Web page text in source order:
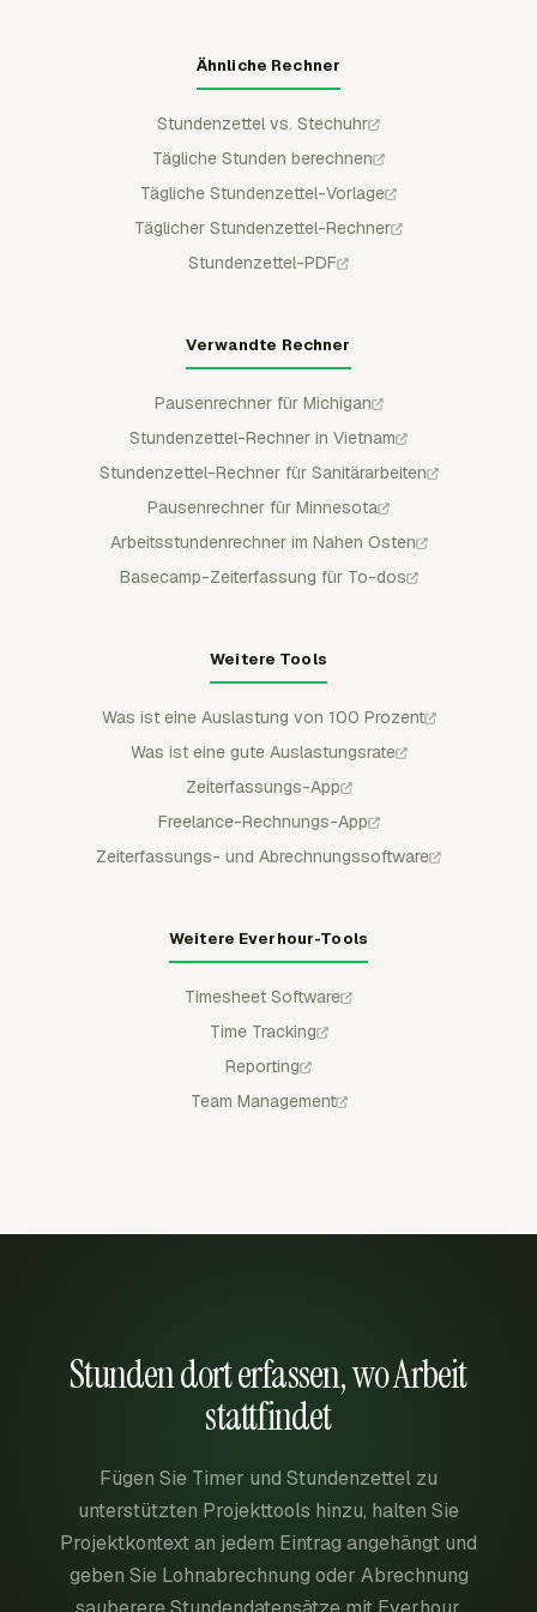
Ähnliche Rechner
Stundenzettel vs. Stechuhr
Tägliche Stunden berechnen
Tägliche Stundenzettel-Vorlage
Täglicher Stundenzettel-Rechner
Stundenzettel-PDF
Verwandte Rechner
Pausenrechner für Michigan
Stundenzettel-Rechner in Vietnam
Stundenzettel-Rechner für Sanitärarbeiten
Pausenrechner für Minnesota
Arbeitsstundenrechner im Nahen Osten
Basecamp-Zeiterfassung für To-dos
Weitere Tools
Was ist eine Auslastung von 100 Prozent
Was ist eine gute Auslastungsrate
Zeiterfassungs-App
Freelance-Rechnungs-App
Zeiterfassungs- und Abrechnungssoftware
Weitere Everhour-Tools
Timesheet Software
Time Tracking
Reporting
Team Management
Stunden dort erfassen, wo Arbeit
stattfindet
Fügen Sie Timer und Stundenzettel zu
unterstützten Projekttools hinzu, halten Sie
Projektkontext an jedem Eintrag angehängt und
geben Sie Lohnabrechnung oder Abrechnung